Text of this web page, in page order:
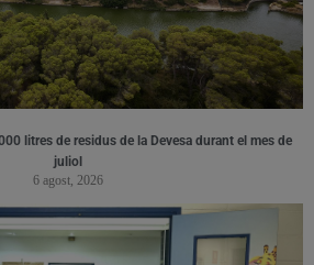
litres de residus de la Devesa durant el mes de
juliol
6 agost, 2026